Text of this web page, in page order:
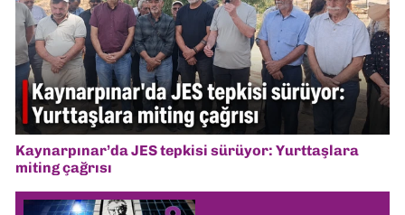
Kaynarpınar’da JES tepkisi sürüyor: Yurttaşlara
miting çağrısı